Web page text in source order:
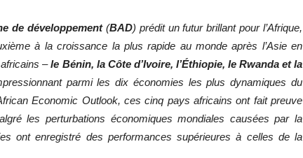
de développement(BAD) prédit un futur brillant pour l’Afrique,
à la croissance la plus rapide au monde après l’Asie en
africains –le Bénin, la Côte d’Ivoire, l’Éthiopie, le Rwanda et la
parmi les dix économies les plus dynamiques du
Economic Outlook, ces cinq pays africains ont fait preuve
les perturbations économiques mondiales causées par la
ont enregistré des performances supérieures à celles de la